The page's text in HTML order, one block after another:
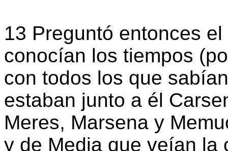
13 Preguntó entonces
conocían los tiempos
con todos los que
estaban junto a él
Meres, Marsena y
y de Media que veían la